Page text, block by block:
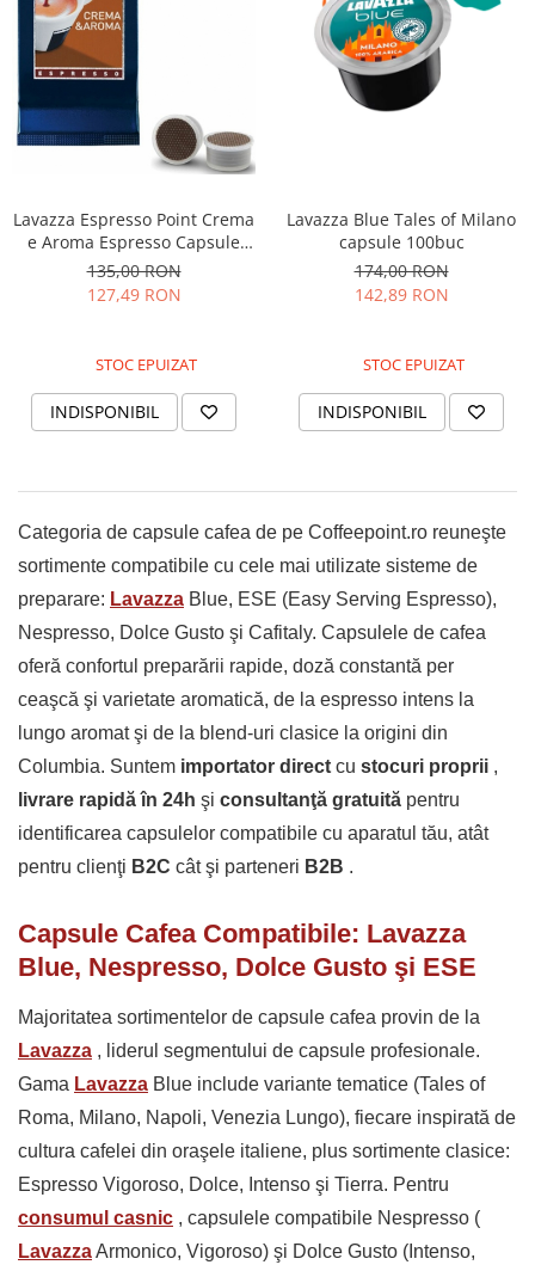
Lavazza Espresso Point Crema
e Aroma Espresso Capsule
100 buc
135,00 RON
127,49 RON
STOC EPUIZAT
INDISPONIBIL
Lavazza Blue Tales of Milano
capsule 100buc
174,00 RON
142,89 RON
STOC EPUIZAT
INDISPONIBIL
Categoria de capsule cafea de pe Coffeepoint.ro reuneşte
sortimente compatibile cu cele mai utilizate sisteme de
preparare: Lavazza Blue, ESE (Easy Serving Espresso),
Nespresso, Dolce Gusto şi Cafitaly. Capsulele de cafea
oferă confortul preparării rapide, doză constantă per
ceaşcă şi varietate aromatică, de la espresso intens la
lungo aromat şi de la blend-uri clasice la origini din
Columbia. Suntem importator direct cu stocuri proprii ,
livrare rapidă în 24h şi consultanţă gratuită pentru
identificarea capsulelor compatibile cu aparatul tău, atât
pentru clienţi B2C cât şi parteneri B2B .
Capsule Cafea Compatibile: Lavazza
Blue, Nespresso, Dolce Gusto şi ESE
Majoritatea sortimentelor de capsule cafea provin de la
Lavazza , liderul segmentului de capsule profesionale.
Gama Lavazza Blue include variante tematice (Tales of
Roma, Milano, Napoli, Venezia Lungo), fiecare inspirată de
cultura cafelei din oraşele italiene, plus sortimente clasice:
Espresso Vigoroso, Dolce, Intenso şi Tierra. Pentru
consumul casnic , capsulele compatibile Nespresso (
LavazzaArmonico, Vigoroso) şi Dolce Gusto (Intenso,